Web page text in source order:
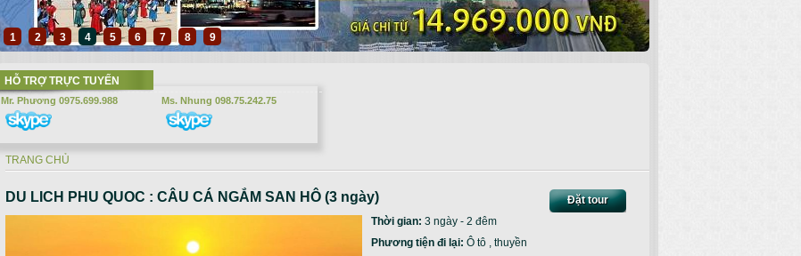
1 2 3 4 5 6 7 8 9
HỖ TRỢ TRỰC TUYẾN
Mr. Phương 0975.699.988 Ms. Nhung 098.75.242.75
Bạn đang ở đây
TRANG CHỦ
DU LICH PHU QUOC : CÂU CÁ NGẮM SAN HÔ (3 ngày)
Đặt tour
Thời gian: 3 ngày - 2 đêm
Phương tiện đi lại: Ô tô , thuyền